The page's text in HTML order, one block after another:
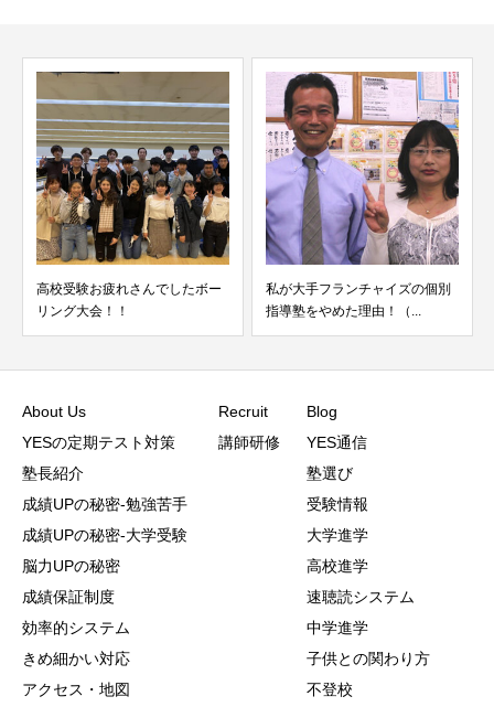
高校受験お疲れさんでしたボー
リング大会！！
私が大手フランチャイズの個別
指導塾をやめた理由！（...
About Us
YESの定期テスト対策
塾長紹介
成績UPの秘密-勉強苦手
成績UPの秘密-大学受験
脳力UPの秘密
成績保証制度
効率的システム
きめ細かい対応
アクセス・地図
Recruit
講師研修
Blog
YES通信
塾選び
受験情報
大学進学
高校進学
速聴読システム
中学進学
子供との関わり方
不登校